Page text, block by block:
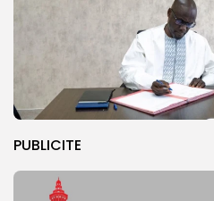
PUBLICITE